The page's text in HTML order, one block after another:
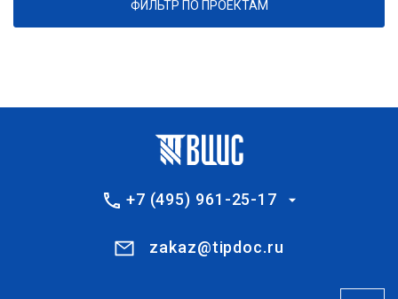
ФИЛЬТР ПО ПРОЕКТАМ
+7 (495) 961-25-17
zakaz@tipdoc.ru